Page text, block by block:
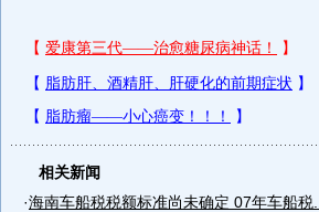
相关新闻
·海南车船税税额标准尚未确定 07年车船税...